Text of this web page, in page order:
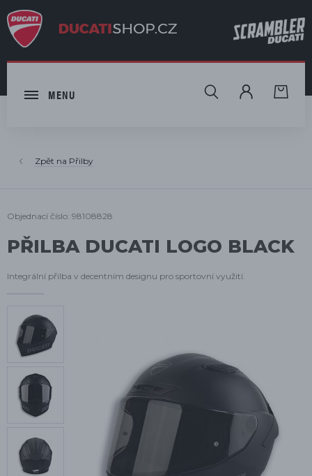
MENU HLEDAT
Přilby
Objednací číslo: 98108828
PŘILBA DUCATI LOGO BLACK
Integrální přilba v decentním designu pro sportovní využití.